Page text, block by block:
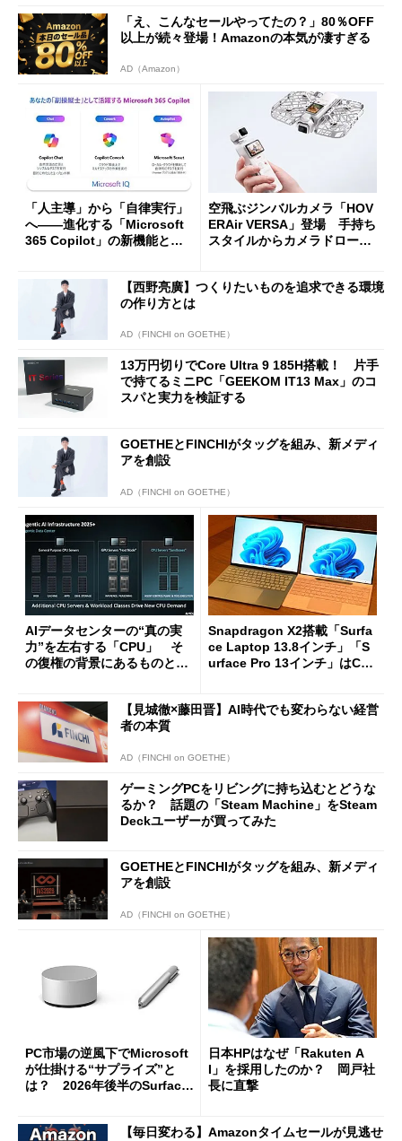
「え、こんなセールやってたの？」80％OFF
以上が続々登場！Amazonの本気が凄すぎる
AD（Amazon）
「人主導」から「自律実行」
へ――進化する「Microsoft
365 Copilot」の新機能とエ
空飛ぶジンバルカメラ「HOV
ERAir VERSA」登場 手持ち
スタイルからカメラドローン
【西野亮廣】つくりたいものを追求できる環境
の作り方とは
AD（FINCHI on GOETHE）
13万円切りでCore Ultra 9 185H搭載！ 片手
で持てるミニPC「GEEKOM IT13 Max」のコ
スパと実力を検証する
GOETHEとFINCHIがタッグを組み、新メディ
アを創設
AD（FINCHI on GOETHE）
AIデータセンターの“真の実
力”を左右する「CPU」 そ
の復権の背景にあるものと
Snapdragon X2搭載「Surfa
ce Laptop 13.8インチ」「S
urface Pro 13インチ」はCop
た
【見城徹×藤田晋】AI時代でも変わらない経営
者の本質
AD（FINCHI on GOETHE）
ゲーミングPCをリビングに持ち込むとどうな
るか？ 話題の「Steam Machine」をSteam
Deckユーザーが買ってみた
GOETHEとFINCHIがタッグを組み、新メディ
アを創設
AD（FINCHI on GOETHE）
PC市場の逆風下でMicrosoft
が仕掛ける“サプライズ”と
は？ 2026年後半のSurface
日本HPはなぜ「Rakuten A
I」を採用したのか？ 岡戸社
長に直撃
【毎日変わる】Amazonタイムセールが見逃せ